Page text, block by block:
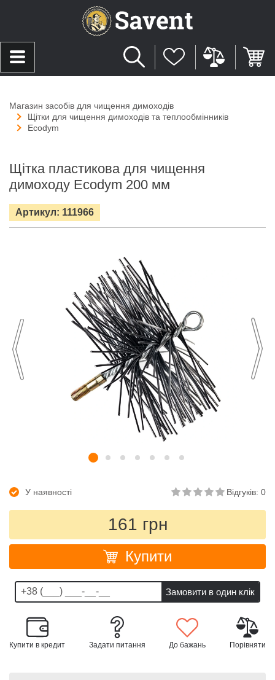
Магазин засобів для чищення димоходів
Щітки для чищення димоходів та теплообмінників
Ecodym
Щітка пластикова для чищення
димоходу Ecodym 200 мм
Артикул: 111966
У наявності Відгуків: 0
161 грн
Купити
Купити в кредит Задати питання До бажань Порівняти